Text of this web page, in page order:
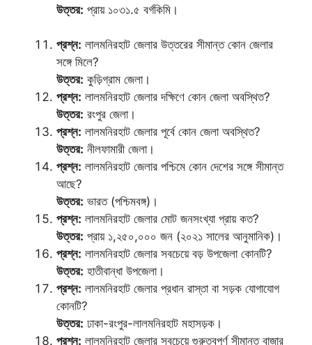
উত্তর: প্রায় ১০৩১.৫ বর্গকিমি।
প্রশ্ন: লালমনিরহাট জেলার উত্তরের সীমান্ত কোন জেলার
সঙ্গে মিলে?
উত্তর: কুড়িগ্রাম জেলা।
প্রশ্ন: লালমনিরহাট জেলার দক্ষিণে কোন জেলা অবস্থিত?
উত্তর: রংপুর জেলা।
প্রশ্ন: লালমনিরহাট জেলার পূর্বে কোন জেলা অবস্থিত?
উত্তর: নীলফামারী জেলা।
প্রশ্ন: লালমনিরহাট জেলার পশ্চিমে কোন দেশের সঙ্গে সীমান্ত
আছে?
উত্তর: ভারত (পশ্চিমবঙ্গ)।
প্রশ্ন: লালমনিরহাট জেলার মোট জনসংখ্যা প্রায় কত?
উত্তর: প্রায় ১,২৫০,০০০ জন (২০২১ সালের আনুমানিক)।
প্রশ্ন: লালমনিরহাট জেলার সবচেয়ে বড় উপজেলা কোনটি?
উত্তর: হাতীবান্ধা উপজেলা।
প্রশ্ন: লালমনিরহাট জেলার প্রধান রাস্তা বা সড়ক যোগাযোগ
কোনটি?
উত্তর: ঢাকা-রংপুর-লালমনিরহাট মহাসড়ক।
প্রশ্ন: লালমনিরহাট জেলার সবচেয়ে গুরুত্বপূর্ণ সীমান্ত বাজার